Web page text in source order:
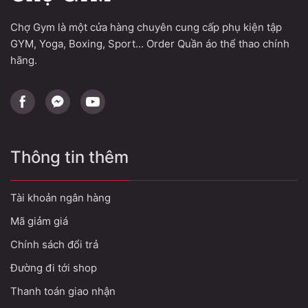
Chợ Gym là một cửa hàng chuyên cung cấp phụ kiện tập
GYM, Yoga, Boxing, Sport... Order Quần áo thể thao chính
hãng.
Thông tin thêm
Tài khoản ngân hàng
Mã giảm giá
Chính sách đổi trả
Đường đi tới shop
Thanh toán giao nhận